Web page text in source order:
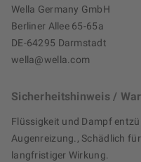
Wella Germany GmbH
Berliner Allee 65-65a
DE-64295 Darmstadt
wella@wella.com
Sicherheitshinweis /
Flüssigkeit und Dampf
Augenreizung., Schädlich
langfristiger Wirkung.